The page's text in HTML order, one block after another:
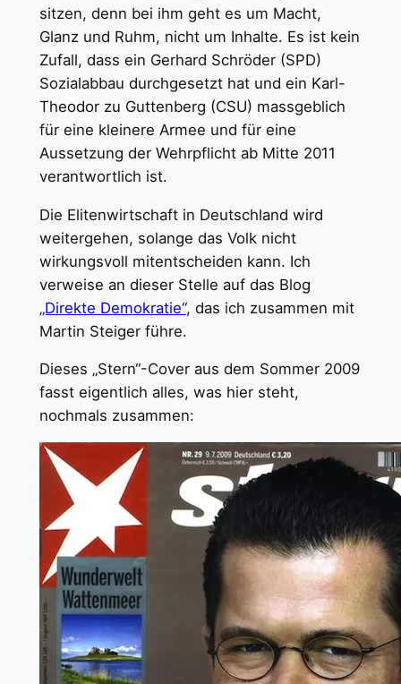
sitzen, denn bei ihm geht es um Macht,
Glanz und Ruhm, nicht um Inhalte. Es ist kein
Zufall, dass ein Gerhard Schröder (SPD)
Sozialabbau durchgesetzt hat und ein Karl-
Theodor zu Guttenberg (CSU) massgeblich
für eine kleinere Armee und für eine
Aussetzung der Wehrpflicht ab Mitte 2011
verantwortlich ist.
Die Elitenwirtschaft in Deutschland wird
weitergehen, solange das Volk nicht
wirkungsvoll mitentscheiden kann. Ich
verweise an dieser Stelle auf das Blog
„Direkte Demokratie“, das ich zusammen mit
Martin Steiger führe.
Dieses „Stern“-Cover aus dem Sommer 2009
fasst eigentlich alles, was hier steht,
nochmals zusammen: